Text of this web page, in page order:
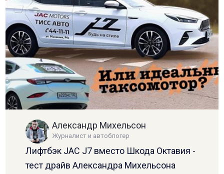
Александр Михельсон
Журналист и автоблогер
Лифтбэк JAC J7 вместо Шкода Октавия -
тест драйв Александра Михельсона